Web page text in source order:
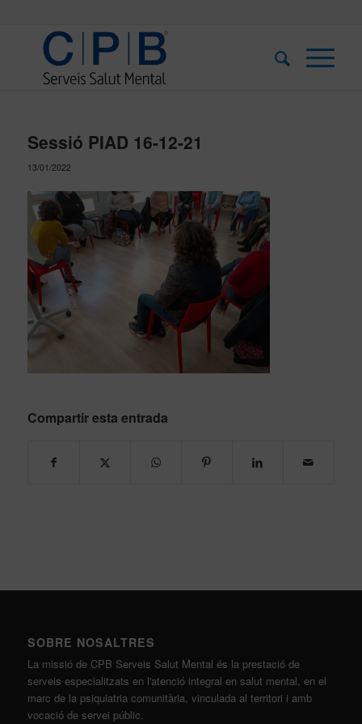
Sessió PIAD 16-12-21
13/01/2022
Compartir esta entrada
SOBRE NOSALTRES
La missió de CPB Serveis Salut Mental és la prestació de
serveis especialitzats en l'atenció integral en salut mental, en el
marc de la psiquiatria comunitària, vinculada al territori i amb
vocació de servei públic.